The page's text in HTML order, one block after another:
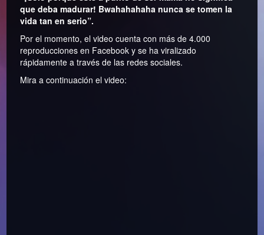
que deba madurar! Bwahahahaha nunca se tomen la
vida tan en serio”.
Por el momento, el video cuenta con más de 4.000
reproducciones en Facebook y se ha viralizado
rápidamente a través de las redes sociales.
Mira a continuación el video: